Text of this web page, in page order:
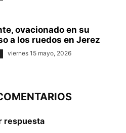
ovacionado en su
a los ruedos en Jerez
viernes 15 mayo, 2026
respuesta